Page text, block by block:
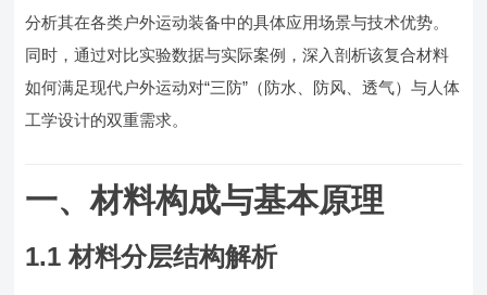
分析其在各类户外运动装备中的具体应用场景与技术优势。
同时，通过对比实验数据与实际案例，深入剖析该复合材料
如何满足现代户外运动对“三防”（防水、防风、透气）与人体
工学设计的双重需求。
一、材料构成与基本原理
1.1 材料分层结构解析